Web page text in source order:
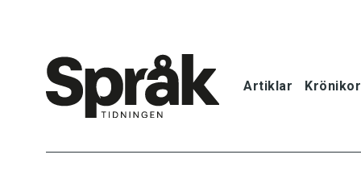
Artiklar Krönikor